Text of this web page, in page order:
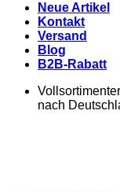
Neue Artikel
Kontakt
Versand
Blog
B2B-Rabatt
nach